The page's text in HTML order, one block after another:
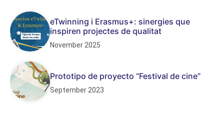
eTwinning i Erasmus+: sinergies que
inspiren projectes de qualitat
November 2025
Prototipo de proyecto “Festival de cine”
September 2023